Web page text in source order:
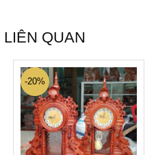
QUAN
-20%